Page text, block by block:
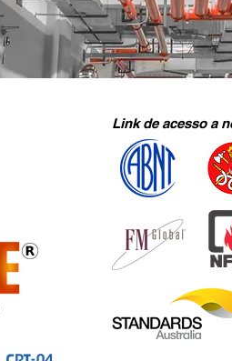
Link de acesso a